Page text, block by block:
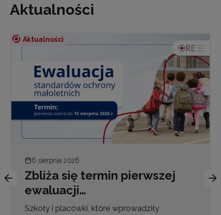
Aktualności
Aktualności
6 sierpnia 2026
Zbliża się termin pierwszej
ewaluacji…
Szkoły i placówki, które wprowadziły